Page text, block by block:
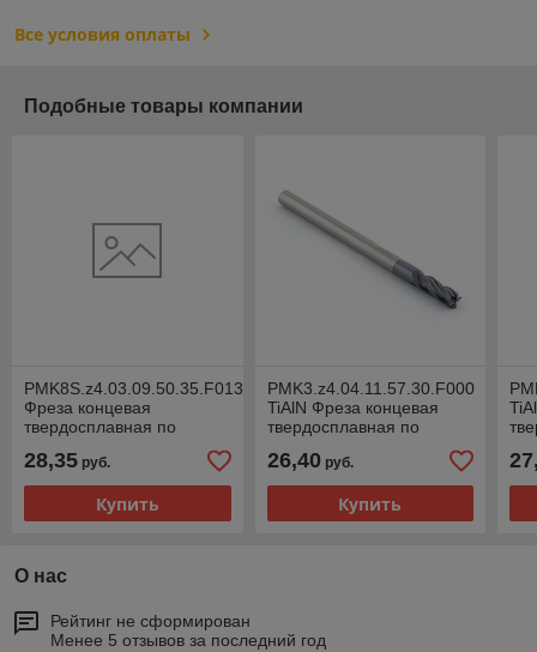
Все условия оплаты
Подобные товары компании
PMK8S.z4.03.09.50.35.F013.TiAlN
Фреза концевая
твердосплавная по
(хвостовик 4 мм)
28,35 руб.
Купить
PMK3.z4.04.11.57.30.F000
TiAlN Фреза концевая
твердосплавная по
26,40руб.
Купить
О нас
Рейтинг не сформирован
Менее 5 отзывов за последний год